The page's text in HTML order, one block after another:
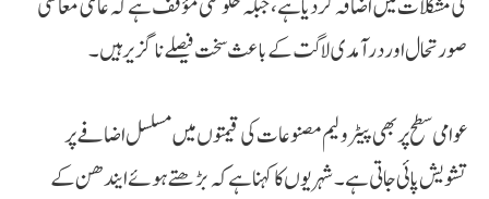
صورتحال اور درآمدی لاگت کے باعث سخت فیصلے ناگزیر ہیں۔
عوامی سطح پر بھی پیٹرولیم مصنوعات کی قیمتوں میں مسلسل اضافے پر
تشویش پائی جاتی ہے۔ شہریوں کا کہنا ہے کہ بڑھتے ہوئے ایندھن کے